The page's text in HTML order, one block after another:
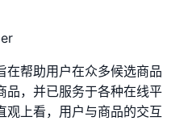
在帮助用户在众多候选商品
品，并已服务于各种在线平
观上看，用户与商品的交互